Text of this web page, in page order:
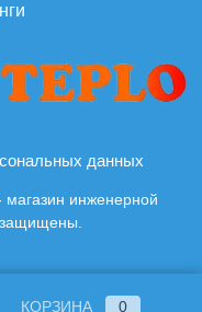
данных
инженерной
КОРЗИНА 0